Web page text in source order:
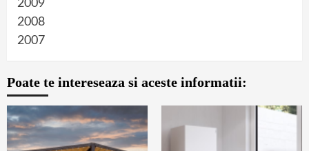
2009
2008
2007
Poate te intereseaza si aceste informatii: